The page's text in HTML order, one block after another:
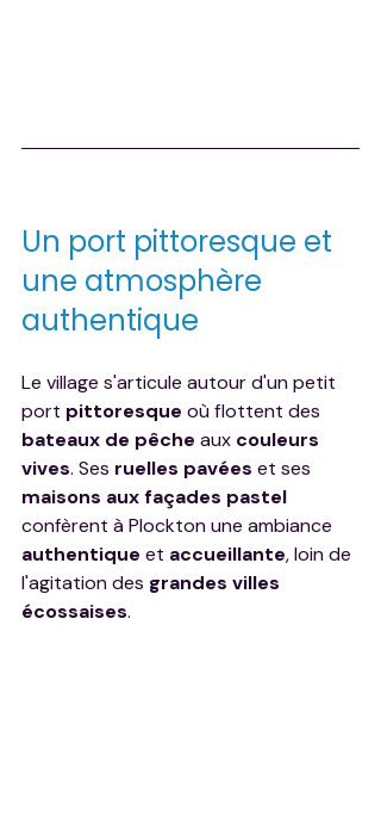
Un port pittoresque et
une atmosphère
authentique
Le village s'articule autour d'un petit
port pittoresque où flottent des
bateaux de pêche aux couleurs
vives. Ses ruelles pavées et ses
maisons aux façades pastel
confèrent à Plockton une ambiance
authentique et accueillante, loin de
l'agitation des grandes villes
écossaises.